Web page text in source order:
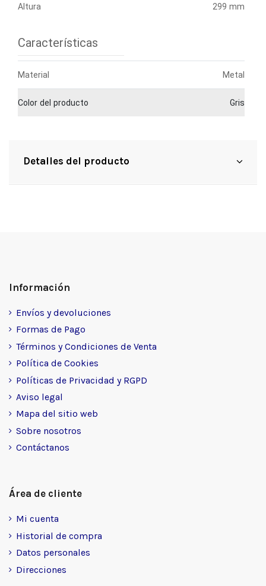
Altura 299 mm
Características
Material Metal
Color del producto Gris
Detalles del producto
Información
Envíos y devoluciones
Formas de Pago
Términos y Condiciones de Venta
Política de Cookies
Políticas de Privacidad y RGPD
Aviso legal
Mapa del sitio web
Sobre nosotros
Contáctanos
Área de cliente
Mi cuenta
Historial de compra
Datos personales
Direcciones